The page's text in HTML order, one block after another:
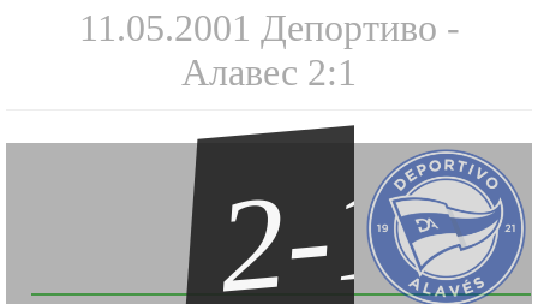
11.05.2001 Депортиво -
Алавес 2:1
2-1